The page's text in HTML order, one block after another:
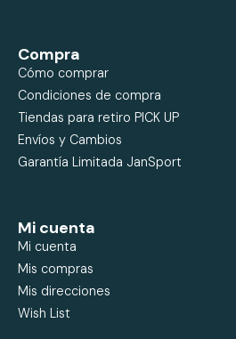
Compra
Cómo comprar
Condiciones de compra
Tiendas para retiro PICK UP
Envíos y Cambios
Garantía Limitada JanSport
Mi cuenta
Mi cuenta
Mis compras
Mis direcciones
Wish List